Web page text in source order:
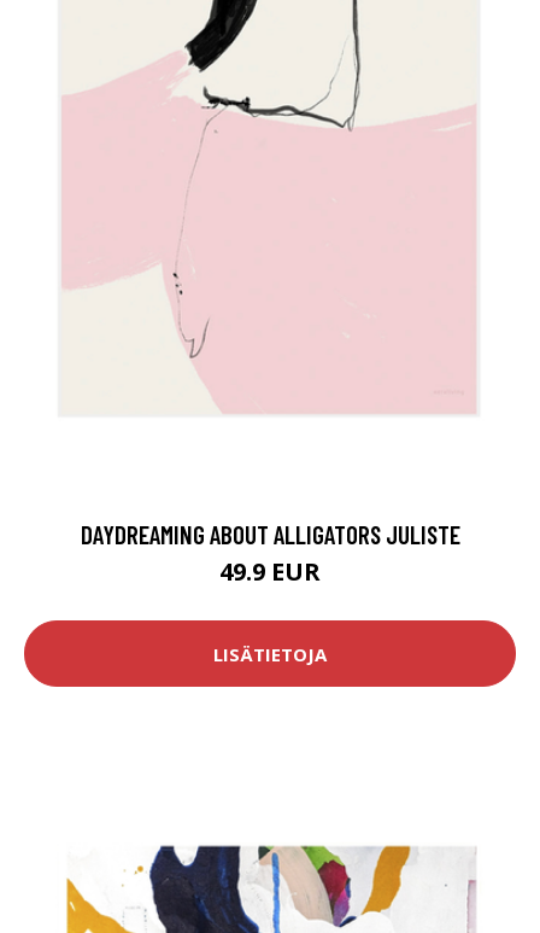
DAYDREAMING ABOUT ALLIGATORS JULISTE
49.9 EUR
LISÄTIETOJA